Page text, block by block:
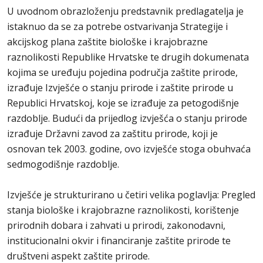
U uvodnom obrazloženju predstavnik predlagatelja je
istaknuo da se za potrebe ostvarivanja Strategije i
akcijskog plana zaštite biološke i krajobrazne
raznolikosti Republike Hrvatske te drugih dokumenata
kojima se uređuju pojedina područja zaštite prirode,
izrađuje Izvješće o stanju prirode i zaštite prirode u
Republici Hrvatskoj, koje se izrađuje za petogodišnje
razdoblje. Budući da prijedlog izvješća o stanju prirode
izrađuje Državni zavod za zaštitu prirode, koji je
osnovan tek 2003. godine, ovo izvješće stoga obuhvaća
sedmogodišnje razdoblje.
Izvješće je strukturirano u četiri velika poglavlja: Pregled
stanja biološke i krajobrazne raznolikosti, korištenje
prirodnih dobara i zahvati u prirodi, zakonodavni,
institucionalni okvir i financiranje zaštite prirode te
društveni aspekt zaštite prirode.